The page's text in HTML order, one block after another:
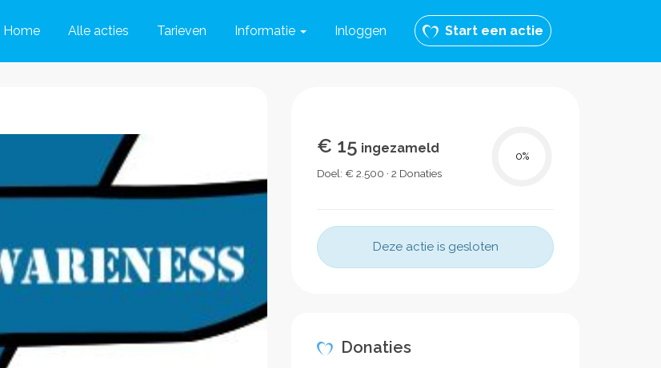
Home Alle acties Tarieven Informatie Inloggen Start een actie
€ 15 ingezameld
Doel: € 2.500 · 2 Donaties
0%
Deze actie is gesloten
Donaties